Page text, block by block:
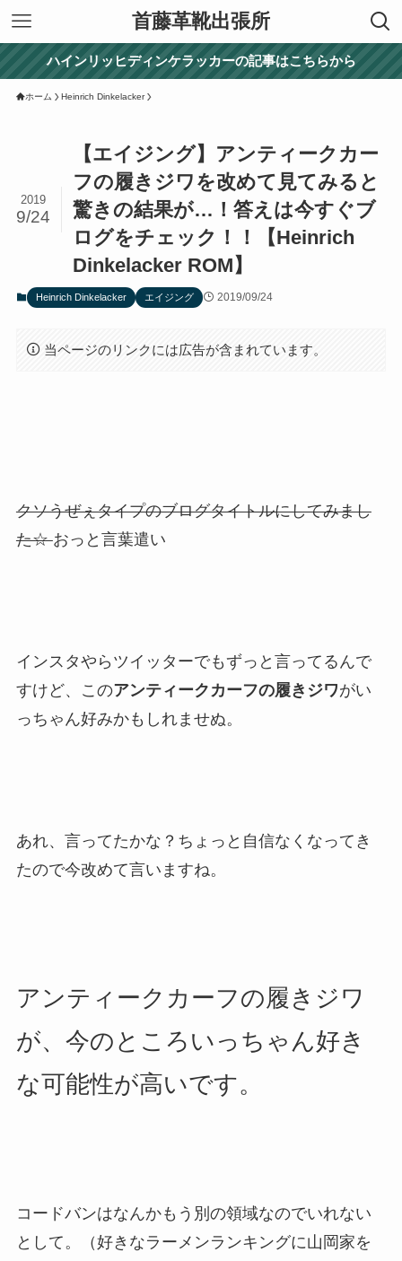
首藤革靴出張所
ハインリッヒディンケラッカーの記事はこちらから
ホーム Heinrich Dinkelacker
【エイジング】アンティークカー
フの履きジワを改めて見てみると
驚きの結果が…！答えは今すぐブ
ログをチェック！！【Heinrich
Dinkelacker ROM】
2019
9/24
Heinrich Dinkelacker エイジング 2019/09/24
当ページのリンクには広告が含まれています。
クソうぜぇタイプのブログタイトルにしてみまし
た☆おっと言葉遣い
インスタやらツイッターでもずっと言ってるんで
すけど、このアンティークカーフの履きジワがい
っちゃん好みかもしれませぬ。
あれ、言ってたかな？ちょっと自信なくなってき
たので今改めて言いますね。
アンティークカーフの履きジワ
が、今のところいっちゃん好き
な可能性が高いです。
コードバンはなんかもう別の領域なのでいれない
として。（好きなラーメンランキングに山岡家を